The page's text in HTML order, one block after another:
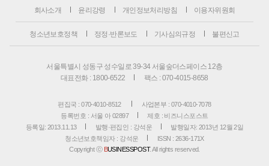
회사소개 윤리강령 개인정보처리방침 이용자위원회
청소년보호정책 정정·반론보도 기사심의규정 불편신고
서울특별시 성동구 성수일로 39-34 서울숲더스페이스 12층
대표전화 : 1800-6522
팩스 : 070-4015-8658
편집국 : 070-4010-8512
사업본부 : 070-4010-7078
등록번호 : 서울 아 02897
제호 : 비즈니스포스트
등록일: 2013.11.13
발행·편집인 : 강석운
발행일자: 2013년 12월 2일
청소년보호책임자 : 강석운
ISSN : 2636-171X
Copyright ⓒ BUSINESSPOST. All rights reserved.